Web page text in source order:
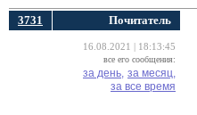
3731 Почитатель
16.08.2021 | 18:13:45
все его сообщения:
за день, за месяц,
за все время